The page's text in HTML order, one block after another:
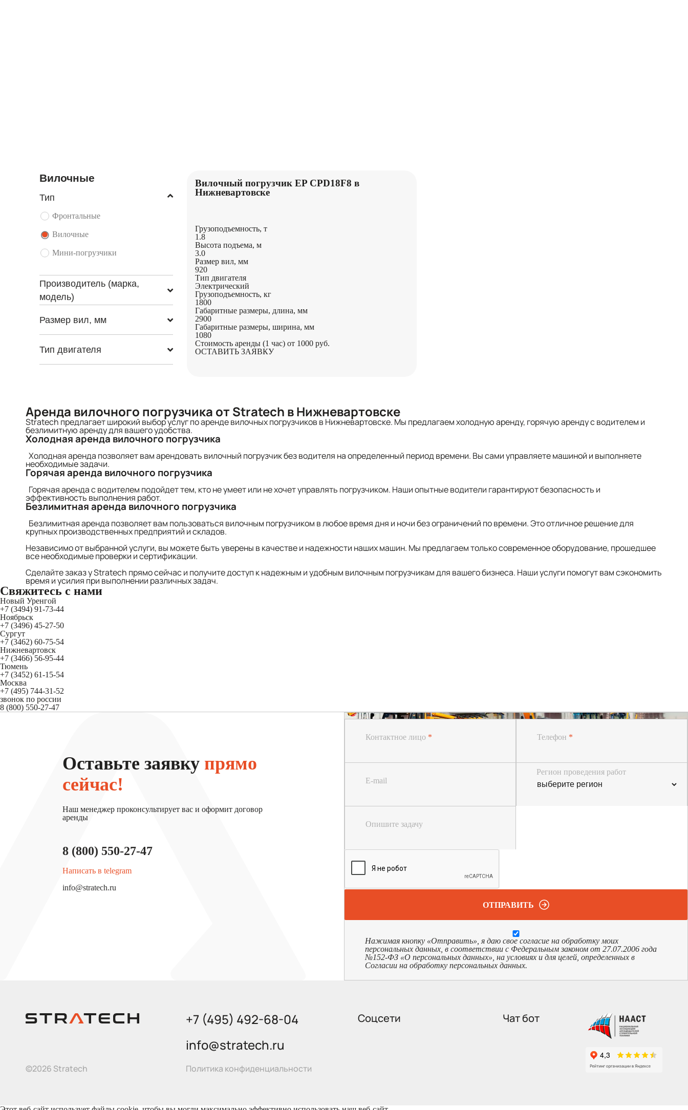
Вилочные
Тип
Фронтальные
Вилочные
Мини-погрузчики
Производитель (марка,
модель)
Размер вил, мм
Тип двигателя
Вилочный погрузчик EP CPD18F8 в
Нижневартовске
Грузоподъемность, т
1.8
Высота подъема, м
3.0
Размер вил, мм
920
Тип двигателя
Электрический
Грузоподъемность, кг
1800
Габаритные размеры, длина, мм
2900
Габаритные размеры, ширина, мм
1080
Стоимость аренды (1 час) от 1000 руб.
ОСТАВИТЬ ЗАЯВКУ
Аренда вилочного погрузчика от Stratech в Нижневартовске
Stratech предлагает широкий выбор услуг по аренде вилочных погрузчиков в Нижневартовске. Мы предлагаем холодную аренду, горячую аренду с водителем и
безлимитную аренду для вашего удобства.
Холодная аренда вилочного погрузчика
Холодная аренда позволяет вам арендовать вилочный погрузчик без водителя на определенный период времени. Вы сами управляете машиной и выполняете
необходимые задачи.
Горячая аренда вилочного погрузчика
Горячая аренда с водителем подойдет тем, кто не умеет или не хочет управлять погрузчиком. Наши опытные водители гарантируют безопасность и
эффективность выполнения работ.
Безлимитная аренда вилочного погрузчика
Безлимитная аренда позволяет вам пользоваться вилочным погрузчиком в любое время дня и ночи без ограничений по времени. Это отличное решение для
крупных производственных предприятий и складов.
Независимо от выбранной услуги, вы можете быть уверены в качестве и надежности наших машин. Мы предлагаем только современное оборудование, прошедшее
все необходимые проверки и сертификации.
Сделайте заказ у Stratech прямо сейчас и получите доступ к надежным и удобным вилочным погрузчикам для вашего бизнеса. Наши услуги помогут вам сэкономить
время и усилия при выполнении различных задач.
Свяжитесь с нами
Новый Уренгой
+7 (3494) 91-73-44
Ноябрьск
+7 (3496) 45-27-50
Сургут
+7 (3462) 60-75-54
Нижневартовск
+7 (3466) 56-95-44
Тюмень
+7 (3452) 61-15-54
Москва
+7 (495) 744-31-52
звонок по россии
8 (800) 550-27-47
Оставьте заявку прямо
сейчас!
Наш менеджер проконсультирует вас и оформит договор
аренды
8 (800) 550-27-47
Написать в telegram
info@stratech.ru
Контактное лицо * Телефон *
E-mail
Регион проведения работ
Опишите задачу
ОТПРАВИТЬ
Нажимая кнопку «Отправить», я даю свое согласие на обработку моих
персональных данных, в соответствии с Федеральным законом от 27.07.2006 года
№152-ФЗ «О персональных данных», на условиях и для целей, определенных в
Согласии на обработку персональных данных.
©2026 Stratech
+7 (495) 492-68-04
info@stratech.ru
Политика конфиденциальности
Соцсети Чат бот